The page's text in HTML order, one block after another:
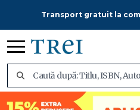
Transport gratuit la